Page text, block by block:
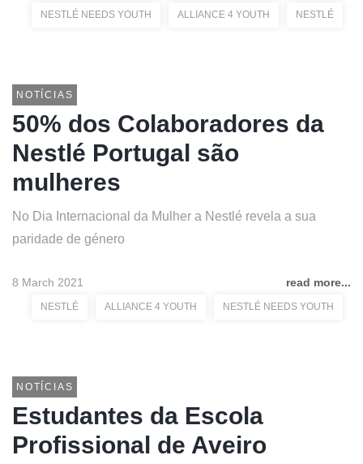
NESTLÉ NEEDS YOUTH ALLIANCE 4 YOUTH NESTLÉ
NOTÍCIAS
50% dos Colaboradores da
Nestlé Portugal são
mulheres
No Dia Internacional da Mulher a Nestlé revela a sua
paridade de género
8 March 2021 read more...
NESTLÉ ALLIANCE 4 YOUTH NESTLÉ NEEDS YOUTH
NOTÍCIAS
Estudantes da Escola
Profissional de Aveiro